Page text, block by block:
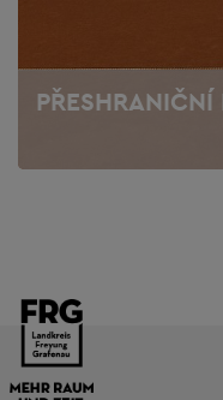
PŘESHRANIČNÍ